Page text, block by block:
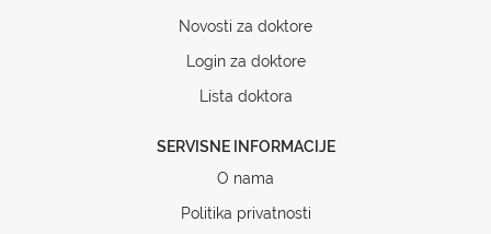
Novosti za doktore
Login za doktore
Lista doktora
SERVISNE INFORMACIJE
O nama
Politika privatnosti